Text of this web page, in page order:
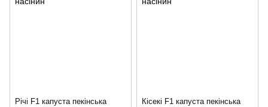
Річі F1 капуста пекінська
Кісекі F1 капуста пекінська